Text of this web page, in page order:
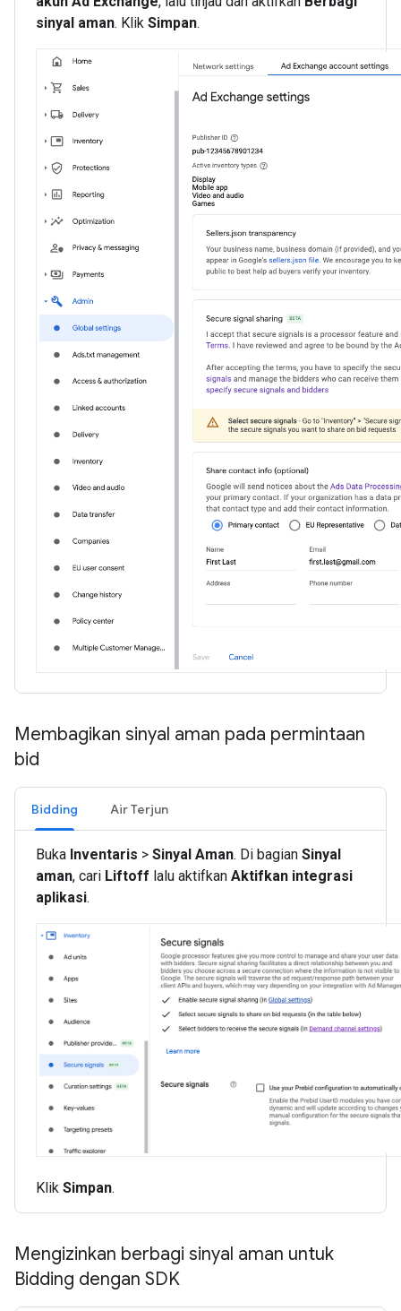
sinyal aman. Klik Simpan.
Membagikan sinyal aman pada permintaan
bid
Bidding Air Terjun
Buka Inventaris > Sinyal Aman. Di bagian Sinyal
aman, cari Liftoff lalu aktifkan Aktifkan integrasi
aplikasi.
Klik Simpan.
Mengizinkan berbagi sinyal aman untuk
Bidding dengan SDK